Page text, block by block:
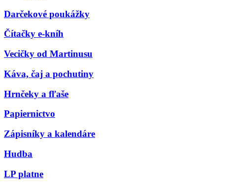
Darčekové poukážky
Čítačky e-kníh
Vecičky od Martinusu
Káva, čaj a pochutiny
Hrnčeky a fľaše
Papiernictvo
Zápisníky a kalendáre
Hudba
LP platne